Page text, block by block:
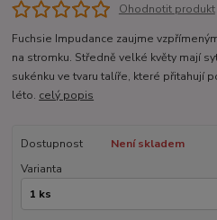
Ohodnotit produkt
Fuchsie Impudance zaujme
na stromku. Středně velké květy mají
sukénku ve tvaru talíře, které přitahují
léto. celý popis
Dostupnost
Není skladem
Varianta